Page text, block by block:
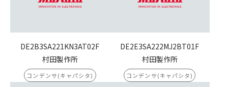
DE2B3SA221KN3AT02F
村田製作所
コンデンサ(キャパシタ)
DE2E3SA222MJ2BT01F
村田製作所
コンデンサ(キャパシタ)